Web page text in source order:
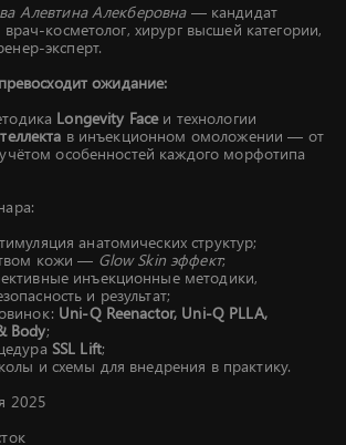
Алевтина Алекберовна— кандидат
косметолог, хирург высшей категории,
эксперт.
ожидание:
Longevity Faceи технологии
в инъекционном омоложении — от
особенностей каждого морфотипа
анатомических структур;
кожи — Glow Skin эффект;
инъекционные методики,
и результат;
Uni-Q Reenactor, Uni-Q PLLA,
Body;
SSL Lift;
и схемы для внедрения в практику.
2025